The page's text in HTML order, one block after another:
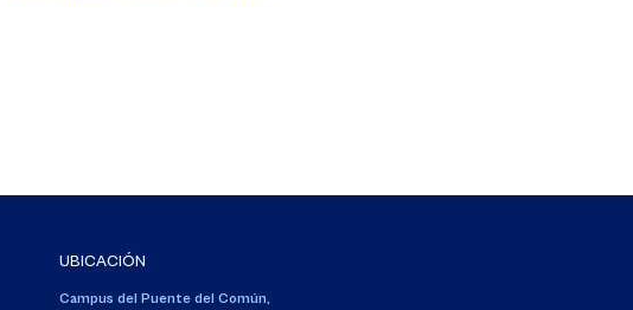
UBICACIÓN
Campus del Puente del Común,